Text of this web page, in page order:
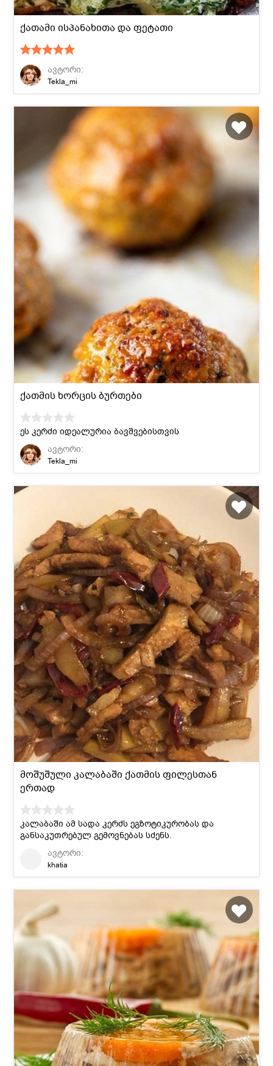
ქათამი ისპანახითა და ფეტათი
ავტორი:
Tekla_mi
ქათმის ხორცის ბურთები
ეს კერძი იდეალურია ბავშვებისთვის
ავტორი:
Tekla_mi
მოშუშული კალაბაში ქათმის ფილესთან
ერთად
კალაბაში ამ სადა კერძს ეგზოტიკურობას და
განსაკუთრებულ გემოვნებას სძენს.
ავტორი:
khatia